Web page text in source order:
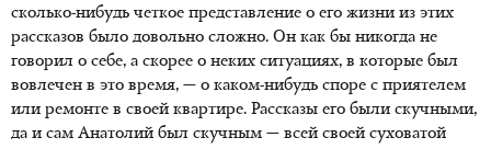
сколько-нибудь четкое представление о его жизни из этих
рассказов было довольно сложно. Он как бы никогда не
говорил о себе, а скорее о неких ситуациях, в которые был
вовлечен в это время, — о каком-нибудь споре с приятелем
или ремонте в своей квартире. Рассказы его были скучными,
да и сам Анатолий был скучным — всей своей суховатой